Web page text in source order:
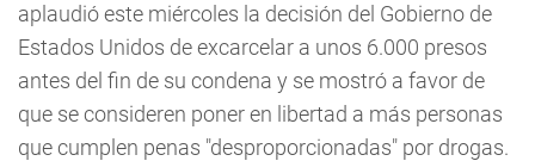
aplaudió este miércoles la decisión del Gobierno de
Estados Unidos de excarcelar a unos 6.000 presos
antes del fin de su condena y se mostró a favor de
que se consideren poner en libertad a más personas
que cumplen penas "desproporcionadas" por drogas.